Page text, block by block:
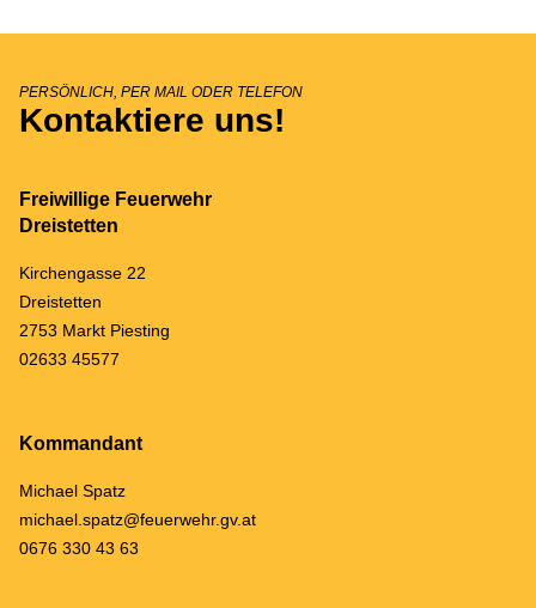
PERSÖNLICH, PER MAIL ODER TELEFON
Kontaktiere uns!
Freiwillige Feuerwehr
Dreistetten
Kirchengasse 22
Dreistetten
2753 Markt Piesting
02633 45577
Kommandant
Michael Spatz
michael.spatz@feuerwehr.gv.at
0676 330 43 63